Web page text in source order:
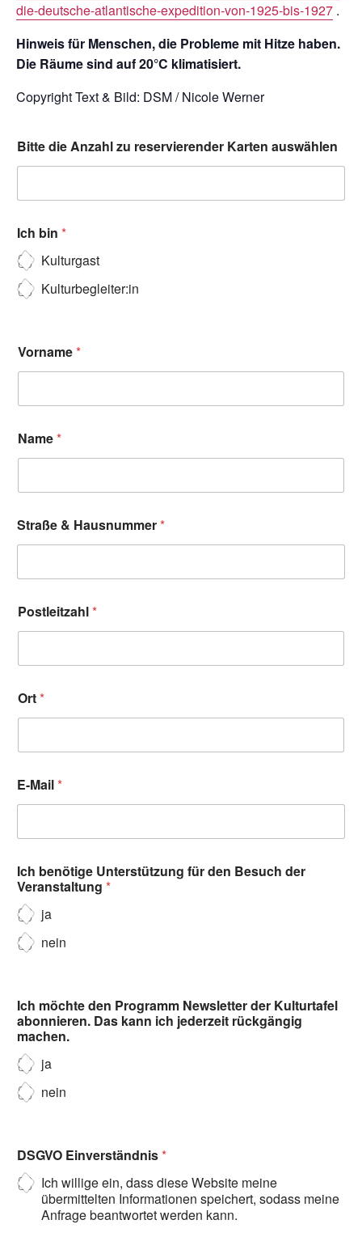
die-deutsche-atlantische-expedition-von-1925-bis-1927 .
Hinweis für Menschen, die Probleme mit Hitze haben.
Die Räume sind auf 20°C klimatisiert.
Copyright Text & Bild: DSM / Nicole Werner
Bitte die Anzahl zu reservierender Karten auswählen
Ich bin *
Kulturgast
Kulturbegleiter:in
Vorname*
Name*
Straße & Hausnummer*
Postleitzahl*
Ort*
E-Mail*
Ich benötige Unterstützung für den Besuch der
Veranstaltung *
ja
nein
Ich möchte den Programm Newsletter der Kulturtafel
abonnieren. Das kann ich jederzeit rückgängig
machen.
ja
nein
DSGVO Einverständnis*
Ich willige ein, dass diese Website meine
übermittelten Informationen speichert, sodass meine
Anfrage beantwortet werden kann.